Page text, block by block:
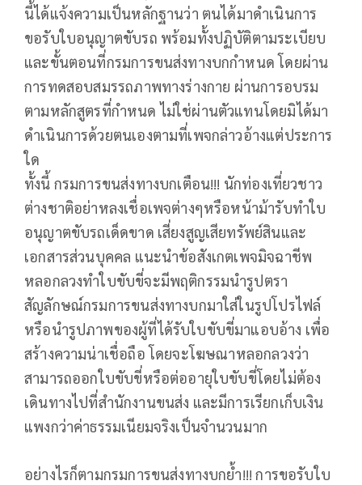
นี้ได้แจ้งความเป็นหลักฐานว่า ตนได้มาดำเนินการ
ขอรับใบอนุญาตขับรถ พร้อมทั้งปฏิบัติตามระเบียบ
และขั้นตอนที่กรมการขนส่งทางบกกำหนด โดยผ่าน
การทดสอบสมรรถภาพทางร่างกาย ผ่านการอบรม
ตามหลักสูตรที่กำหนด ไม่ใช่ผ่านตัวแทนโดยมิได้มา
ดำเนินการด้วยตนเองตามที่เพจกล่าวอ้างแต่ประการ
ใด
ทั้งนี้ กรมการขนส่งทางบกเตือน!!! นักท่องเที่ยวชาว
ต่างชาติอย่าหลงเชื่อเพจต่างๆหรือหน้าม้ารับทำใบ
อนุญาตขับรถเด็ดขาด เสี่ยงสูญเสียทรัพย์สินและ
เอกสารส่วนบุคคล แนะนำข้อสังเกตเพจมิจฉาชีพ
หลอกลวงทำใบขับขี่จะมีพฤติกรรมนำรูปตรา
สัญลักษณ์กรมการขนส่งทางบกมาใส่ในรูปโปรไฟล์
หรือนำรูปภาพของผู้ที่ได้รับใบขับขี่มาแอบอ้าง เพื่อ
สร้างความน่าเชื่อถือ โดยจะโฆษณาหลอกลวงว่า
สามารถออกใบขับขี่หรือต่ออายุใบขับขี่โดยไม่ต้อง
เดินทางไปที่สำนักงานขนส่ง และมีการเรียกเก็บเงิน
แพงกว่าค่าธรรมเนียมจริงเป็นจำนวนมาก
อย่างไรก็ตามกรมการขนส่งทางบกย้ำ!!! การขอรับใบ